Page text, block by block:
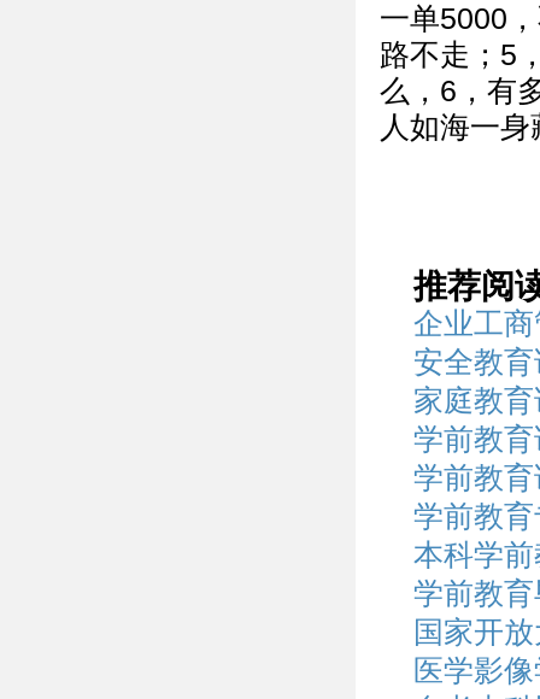
一单5000
路不走；5
么，6，有
人如海一身
推荐阅
企业工
安全教
家庭教
学前教
学前教
学前教
本科学
学前教
国家开
医学影